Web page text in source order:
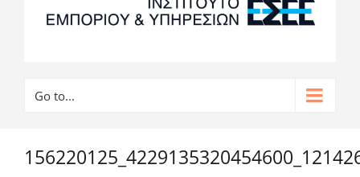
Go to...